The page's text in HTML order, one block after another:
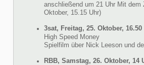
anschließend um 21 Uhr Mit dem
Oktober, 15.15 Uhr)
3sat, Freitag, 25. Oktober, 16.50
High Speed Money
Spielfilm über Nick Leeson und
RBB, Samstag, 26. Oktober, 14